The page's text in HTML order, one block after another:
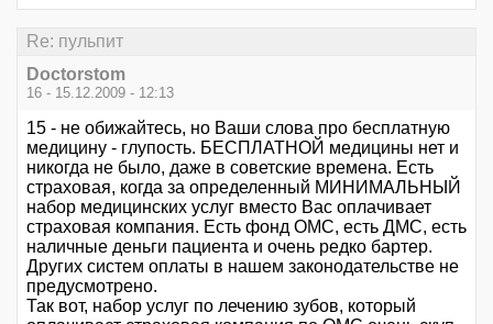
Re: пульпит
Doctorstom
16 - 15.12.2009 - 12:13
15 - не обижайтесь, но Ваши слова про бесплатную
медицину - глупость. БЕСПЛАТНОЙ медицины нет и
никогда не было, даже в советские времена. Есть
страховая, когда за определенный МИНИМАЛЬНЫЙ
набор медицинских услуг вместо Вас оплачивает
страховая компания. Есть фонд ОМС, есть ДМС, есть
наличные деньги пациента и очень редко бартер.
Других систем оплаты в нашем законодательстве не
предусмотрено.
Так вот, набор услуг по лечению зубов, который